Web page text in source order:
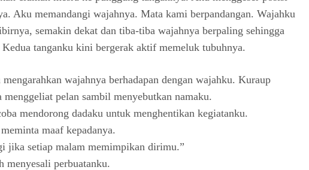
Aku memandangi wajahnya. Mata kami berpandangan. Wajahku
semakin dekat dan tiba-tiba wajahnya berpaling sehingga
tanganku kini bergerak aktif memeluk tubuhnya.
wajahnya berhadapan dengan wajahku. Kuraup
pelan sambil menyebutkan namaku.
mendorong dadaku untuk menghentikan kegiatanku.
maaf kepadanya.
jika setiap malam memimpikan dirimu.”
menyesali perbuatanku.